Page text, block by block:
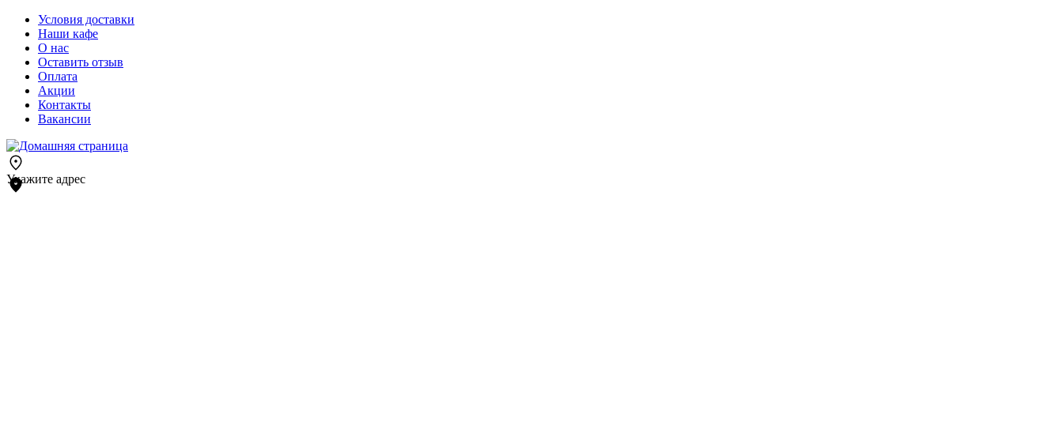
Условия доставки
Наши кафе
О нас
Оставить отзыв
Оплата
Акции
Контакты
Вакансии
Укажите адрес